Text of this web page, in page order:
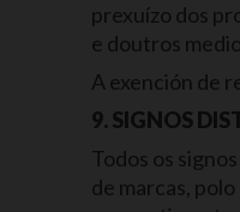
prexuízo dos
e doutros
A exención de
9. SIGNOS
Todos os
de marcas,